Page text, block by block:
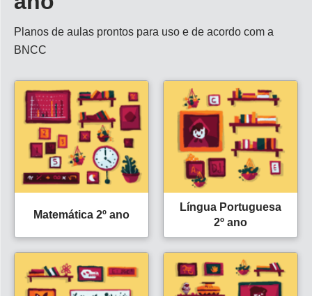
Planos de aulas prontos para uso e de acordo com a
BNCC
Matemática 2º ano
Língua Portuguesa
2º ano